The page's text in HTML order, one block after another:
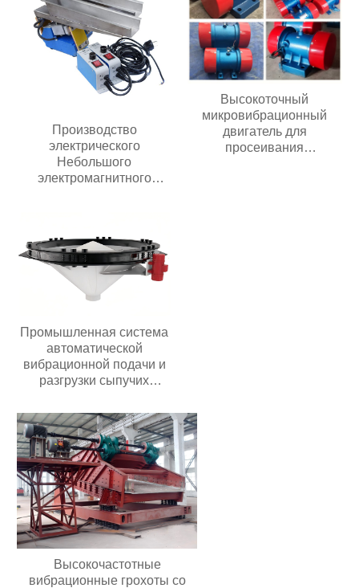
Производство
электрического
Небольшого
электромагнитного
Высокоточный
микровибрационный
двигатель для
просеивания
Промышленная система
автоматической
вибрационной подачи и
разгрузки сыпучих
нержавеющей стали
Бункер с активацией
порошка и гранул
Высокочастотные
вибрационные грохоты со